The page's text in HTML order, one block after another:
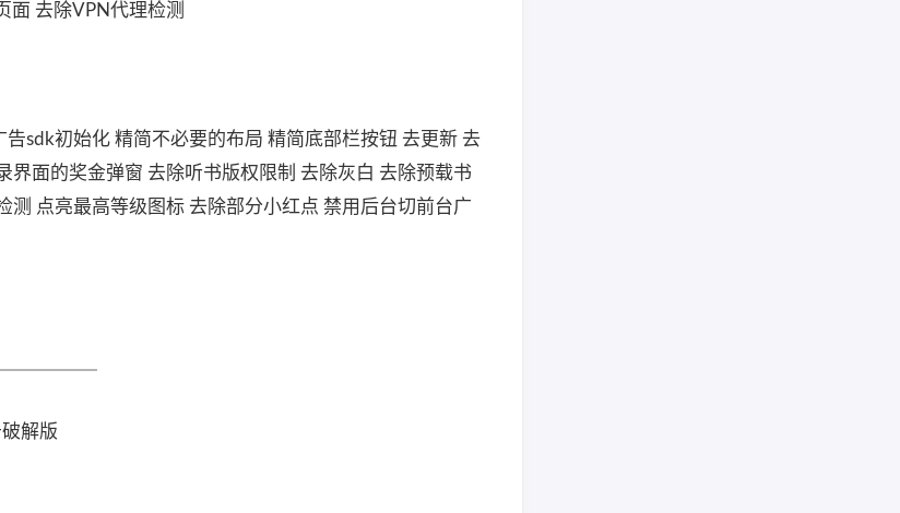
面 去除VPN代理检测
sdk初始化 精简不必要的布局 精简底部栏按钮 去更新 去
界面的奖金弹窗 去除听书版权限制 去除灰白 去除预载书
测 点亮最高等级图标 去除部分小红点 禁用后台切前台广
解版